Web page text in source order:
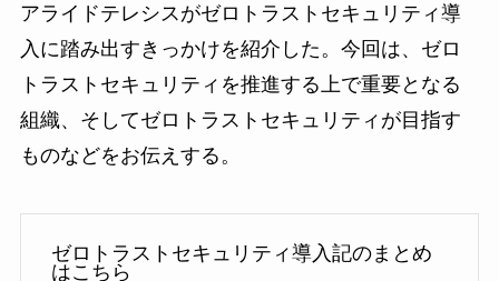
アライドテレシスがゼロトラストセキュリティ導
入に踏み出すきっかけを紹介した。今回は、ゼロ
トラストセキュリティを推進する上で重要となる
組織、そしてゼロトラストセキュリティが目指す
ものなどをお伝えする。
ゼロトラストセキュリティ導入記のまとめ
はこちら